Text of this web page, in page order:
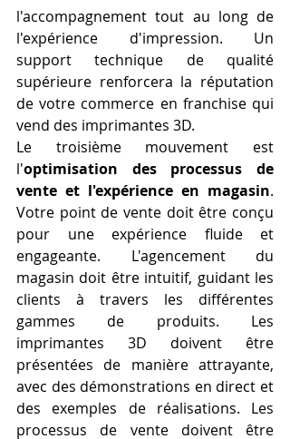
l'accompagnement tout au long de
l'expérience d'impression. Un
support technique de qualité
supérieure renforcera la réputation
de votre commerce en franchise qui
vend des imprimantes 3D.
Le troisième mouvement est
l'optimisation des processus de
vente et l'expérience en magasin.
Votre point de vente doit être conçu
pour une expérience fluide et
engageante. L'agencement du
magasin doit être intuitif, guidant les
clients à travers les différentes
gammes de produits. Les
imprimantes 3D doivent être
présentées de manière attrayante,
avec des démonstrations en direct et
des exemples de réalisations. Les
processus de vente doivent être